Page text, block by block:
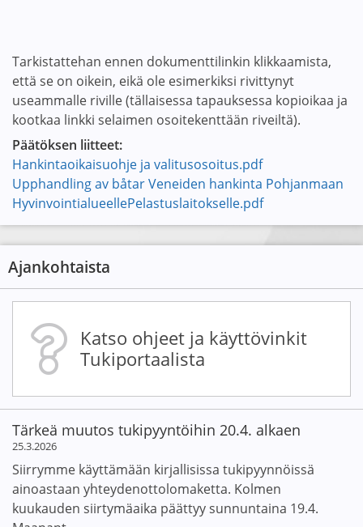
Tarkistattehan ennen dokumenttilinkin klikkaamista,
että se on oikein, eikä ole esimerkiksi rivittynyt
useammalle riville (tällaisessa tapauksessa kopioikaa ja
kootkaa linkki selaimen osoitekenttään riveiltä).
Päätöksen liitteet:
Hankintaoikaisuohje ja valitusosoitus.pdf
Upphandling av båtar Veneiden hankinta Pohjanmaan
HyvinvointialueellePelastuslaitokselle.pdf
Ajankohtaista
Katso ohjeet ja käyttövinkit
Tukiportaalista
Tärkeä muutos tukipyyntöihin 20.4. alkaen
25.3.2026
Siirrymme käyttämään kirjallisissa tukipyynnöissä
ainoastaan yhteydenottolomaketta. Kolmen
kuukauden siirtymäaika päättyy sunnuntaina 19.4.